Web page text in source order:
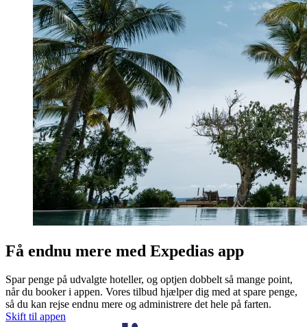
Få endnu mere med Expedias app
Spar penge på udvalgte hoteller, og optjen dobbelt så mange point,
når du booker i appen. Vores tilbud hjælper dig med at spare penge,
så du kan rejse endnu mere og administrere det hele på farten.
Skift til appen